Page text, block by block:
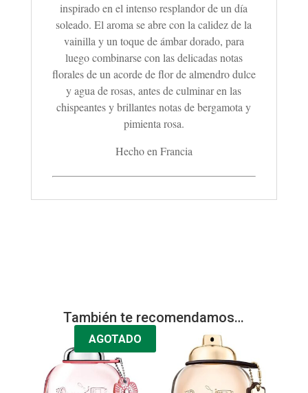
inspirado en el intenso resplandor de un día
soleado. El aroma se abre con la calidez de la
vainilla y un toque de ámbar dorado, para
luego combinarse con las delicadas notas
florales de un acorde de flor de almendro dulce
y agua de rosas, antes de culminar en las
chispeantes y brillantes notas de bergamota y
pimienta rosa.
Hecho en Francia
También te recomendamos…
AGOTADO